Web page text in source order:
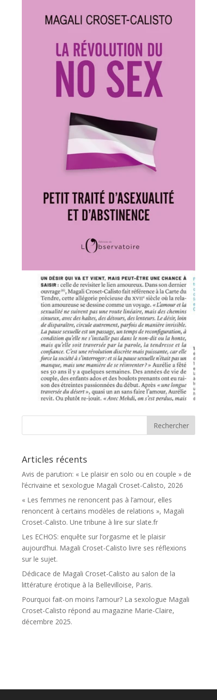
Articles récents
Avis de parution: « Le plaisir en solo ou en couple » de
l’écrivaine et sexologue Magali Croset-Calisto, 2026
« Les femmes ne renoncent pas à l’amour, elles
renoncent à certains modèles de relations », Magali
Croset-Calisto. Une tribune à lire sur slate.fr
Les ECHOS: enquête sur l’orgasme et le plaisir
aujourd’hui. Magali Croset-Calisto livre ses réflexions
sur le sujet.
Dédicace de Magali Croset-Calisto au salon de la
littérature érotique à la Bellevilloise, Paris.
Pourquoi fait-on moins l’amour? La sexologue Magali
Croset-Calisto répond au magazine Marie-Claire,
décembre 2025.